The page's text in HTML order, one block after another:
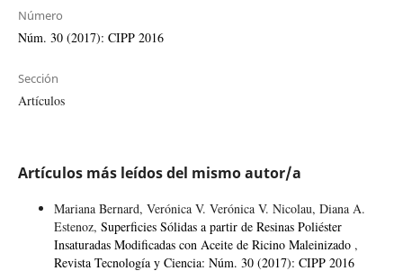
Número
Núm. 30 (2017): CIPP 2016
Sección
Artículos
Artículos más leídos del mismo autor/a
Mariana Bernard, Verónica V. Verónica V. Nicolau, Diana A.
Estenoz, Superficies Sólidas a partir de Resinas Poliéster
Insaturadas Modificadas con Aceite de Ricino Maleinizado ,
Revista Tecnología y Ciencia: Núm. 30 (2017): CIPP 2016